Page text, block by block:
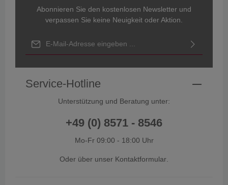
Abonnieren Sie den kostenlosen Newsletter und
verpassen Sie keine Neuigkeit oder Aktion.
und dieAGBgelesen und bin mit ihnen einverstanden.
Service-Hotline
Unterstützung und Beratung unter:
+49 (0) 8571 - 8546
Mo-Fr 09:00 - 18:00 Uhr
Oder über unser Kontaktformular